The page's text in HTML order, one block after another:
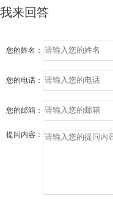
我来回答
您的姓名：
您的电话：
您的邮箱：
提问内容：